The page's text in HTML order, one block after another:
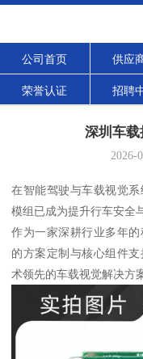
公司首页 供应
荣誉认证 招聘
深圳车
2026-
在智能驾驶与车载视觉
模组已成为提升行车安全
作为一家深耕行业多年
的方案定制与核心组件
术领先的车载视觉解决方